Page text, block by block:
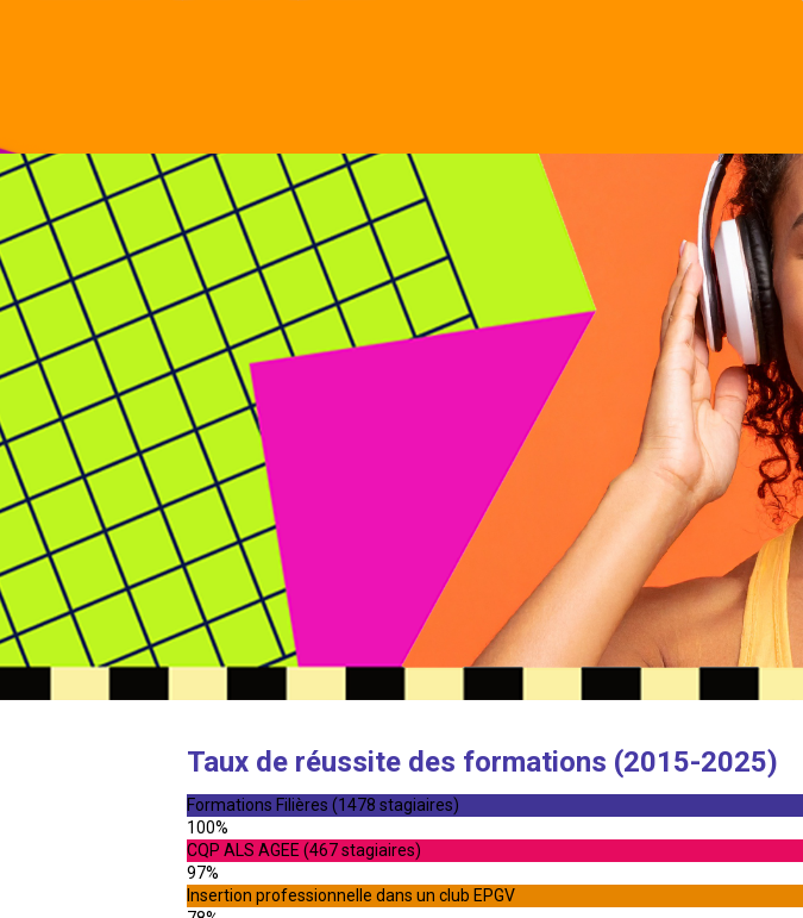
Taux de réussite des formations (2015-2025)
Formations Filières (1478 stagiaires)
100%
CQP ALS AGEE (467 stagiaires)
97%
Insertion professionnelle dans un club EPGV